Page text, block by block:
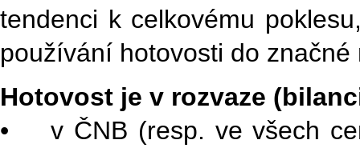
tendenci k celkovému
používání hotovosti do
Hotovost je v rozvaze
• v ČNB (resp. ve všech